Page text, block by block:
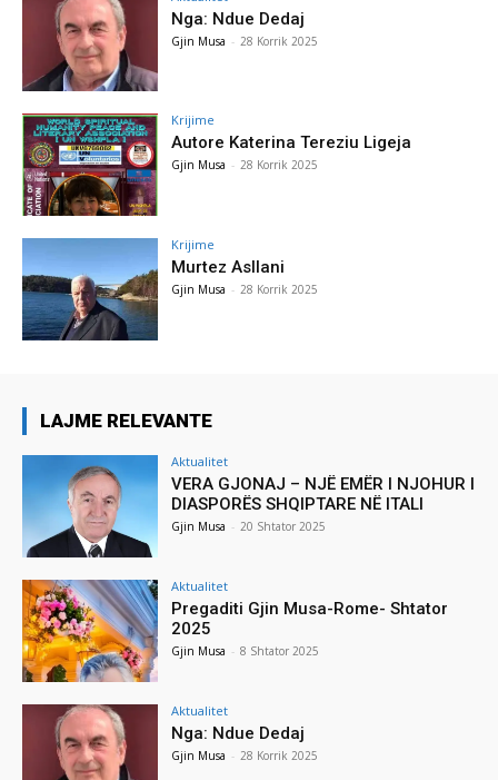
Nga: Ndue Dedaj
Gjin Musa - 28 Korrik 2025
Krijime
Autore Katerina Tereziu Ligeja
Gjin Musa - 28 Korrik 2025
Krijime
Murtez Asllani
Gjin Musa - 28 Korrik 2025
LAJME RELEVANTE
Aktualitet
VERA GJONAJ – NJË EMËR I NJOHUR I
DIASPORËS SHQIPTARE NË ITALI
Gjin Musa - 20 Shtator 2025
Aktualitet
Pregaditi Gjin Musa-Rome- Shtator
2025
Gjin Musa - 8 Shtator 2025
Aktualitet
Nga: Ndue Dedaj
Gjin Musa - 28 Korrik 2025